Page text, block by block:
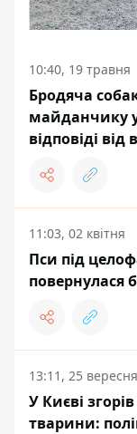
10:40, 19 травня
Бродяча
майданчику
відповіді від
11:03, 02 квітня
Пси під
повернулася
13:11, 25
У Києві
тварини: